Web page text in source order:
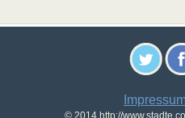
© 2014 http://